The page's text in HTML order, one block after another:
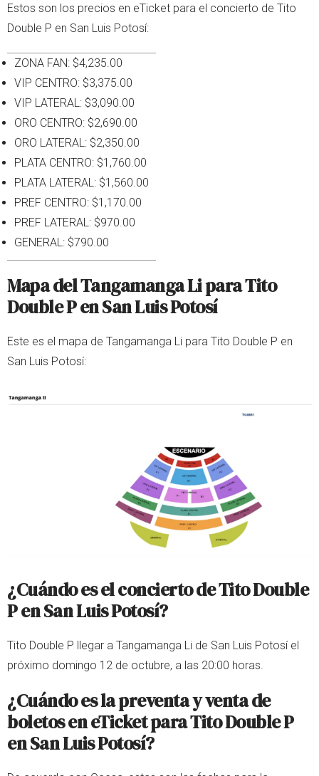
Estos son los precios en eTicket para el concierto de Tito
Double P en San Luis Potosí:
ZONA FAN: $4,235.00
VIP CENTRO: $3,375.00
VIP LATERAL: $3,090.00
ORO CENTRO: $2,690.00
ORO LATERAL: $2,350.00
PLATA CENTRO: $1,760.00
PLATA LATERAL: $1,560.00
PREF CENTRO: $1,170.00
PREF LATERAL: $970.00
GENERAL: $790.00
Mapa del Tangamanga Li para Tito
Double P en San Luis Potosí
Este es el mapa de Tangamanga Li para Tito Double P en
San Luis Potosí:
¿Cuándo es el concierto de Tito Double
P en San Luis Potosí?
Tito Double P llegar a Tangamanga Li de San Luis Potosí el
próximo domingo 12 de octubre, a las 20:00 horas.
¿Cuándo es la preventa y venta de
boletos en eTicket para Tito Double P
en San Luis Potosí?